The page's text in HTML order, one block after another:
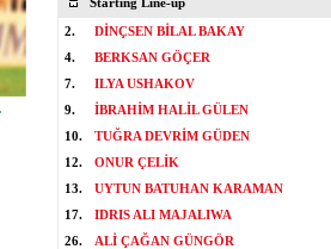
2.
DİNÇSEN BİLAL BAKAY
4.
BERKSAN GÖÇER
7.
ILYA USHAKOV
9.
İBRAHİM HALİL GÜLEN
10.
TUĞRA DEVRİM GÜDEN
12.
ONUR ÇELİK
13.
UYTUN BATUHAN KARAMAN
17.
IDRIS ALI MAJALIWA
26.
ALİ ÇAĞAN GÜNGÖR